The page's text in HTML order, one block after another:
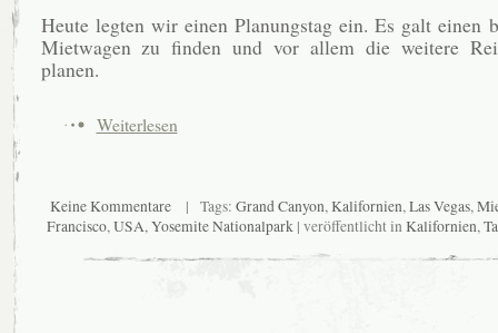
Heute legten wir einen Planungstag ein. Es galt einen
Mietwagen zu finden und vor allem die weitere
planen.
Weiterlesen
Keine Kommentare | Tags: Grand Canyon,Kalifornien,Las Vegas,
Francisco,USA,Yosemite Nationalpark| veröffentlicht inKalifornien,